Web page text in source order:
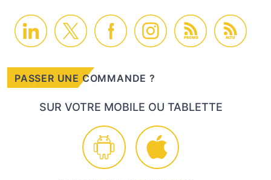
PROMO ACTU
PASSER UNE COMMANDE ?
SUR VOTRE MOBILE OU TABLETTE